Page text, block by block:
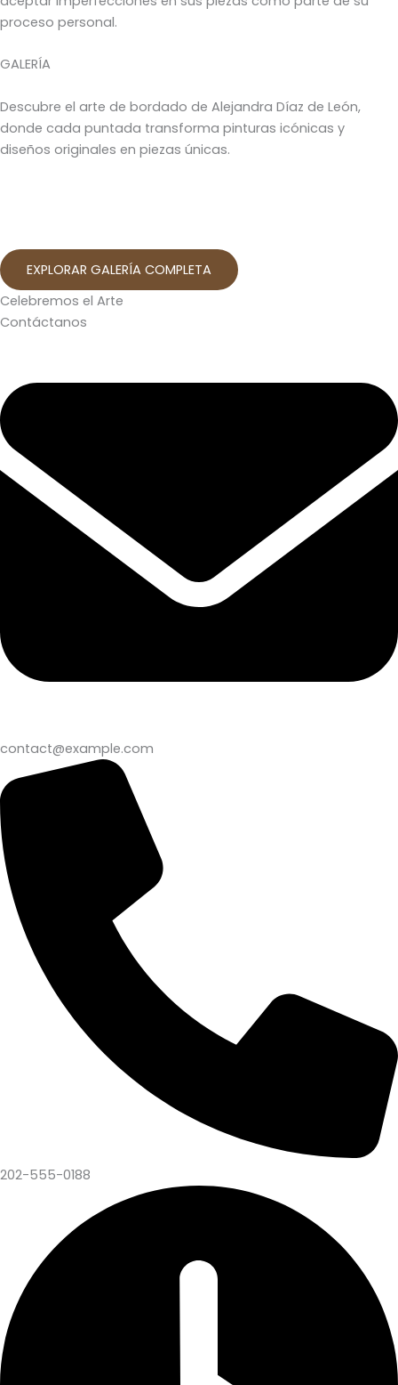
proceso personal.
GALERÍA
Descubre el arte de bordado de Alejandra Díaz de León,
donde cada puntada transforma pinturas icónicas y
diseños originales en piezas únicas.
EXPLORAR GALERÍA COMPLETA
Celebremos el Arte
Contáctanos
contact@example.com
202-555-0188